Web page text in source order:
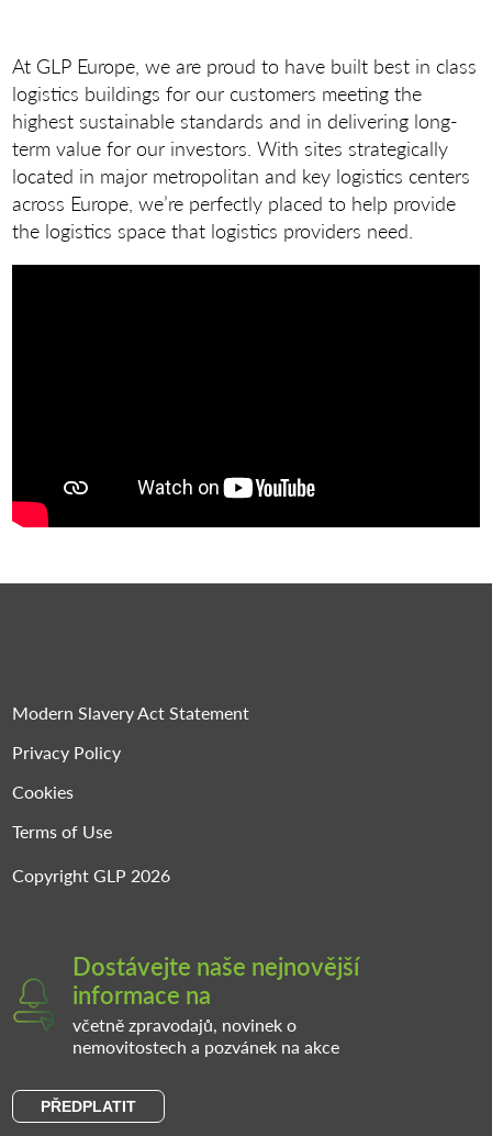
At GLP Europe, we are proud to have built best in class
logistics buildings for our customers meeting the
highest sustainable standards and in delivering long-
term value for our investors. With sites strategically
located in major metropolitan and key logistics centers
across Europe, we’re perfectly placed to help provide
the logistics space that logistics providers need.
Modern Slavery Act Statement
Privacy Policy
Cookies
Terms of Use
Copyright GLP 2026
Dostávejte naše nejnovější
informace na
včetně zpravodajů, novinek o
nemovitostech a pozvánek na akce
PŘEDPLATIT